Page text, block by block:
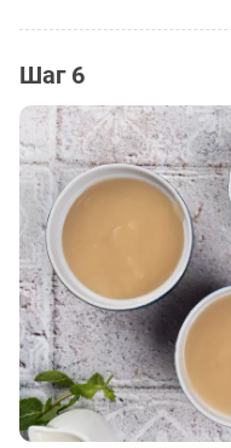
Шаг 6